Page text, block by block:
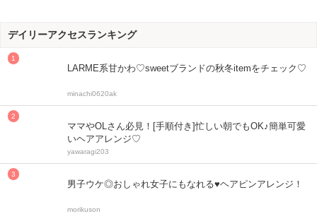
デイリーアクセスランキング
LARME系甘かわ♡sweetブランドの秋冬itemをチェック♡
minachi0620ak
ママやOLさん必見！[手順付き]忙しい朝でもOK♪簡単可愛
いヘアアレンジ♡
yawaragi203
男子ウケ◎おしゃれ女子にもなれる♥ヘアピンアレンジ！
morikuson